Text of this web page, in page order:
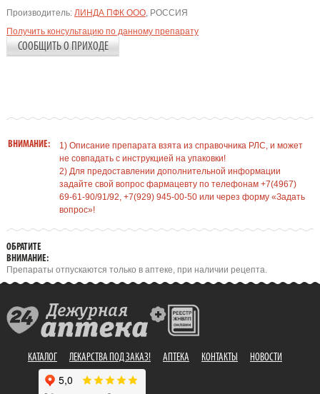
Производитель: ЛИНДА ПФК ООО, РОССИЯ
Получить консультацию по данному препарату
СООБЩИТЬ О ПРИХОДЕ
ВНИМАНИЕ:
1) Описание препарата взята из справочника РЛС, и может
не совпадать с инструкцией на упаковки!
2) Для предоставлении дополнительной информации
задайте свой вопрос фармацевту по телефонам +7(4967)
69-61-90/91/92, +7(929) 945-00-50 или через форму «Задать
вопрос»!
ОБРАТИТЕ
ВНИМАНИЕ:
Препараты отпускаются только в аптеке, при наличии рецепта.
КАТАЛОГ ЛЕКАРСТВА ПОД ЗАКАЗ! АПТЕКА КОНТАКТЫ НОВОСТИ